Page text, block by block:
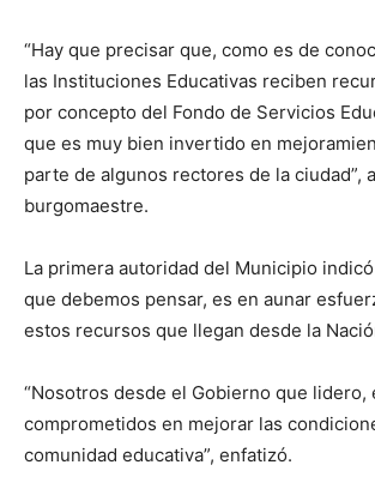
“Hay que precisar que, como es de
las Instituciones Educativas reciben
por concepto del Fondo de Servicios
que es muy bien invertido en
parte de algunos rectores de la ciudad”,
burgomaestre.
La primera autoridad del Municipio
que debemos pensar, es en aunar
estos recursos que llegan desde la
“Nosotros desde el Gobierno que lidero,
comprometidos en mejorar las
comunidad educativa”, enfatizó.